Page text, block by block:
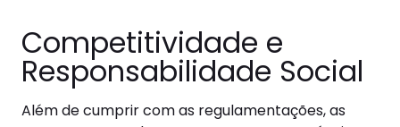
Competitividade e
Responsabilidade Social
Além de cumprir com as regulamentações, as